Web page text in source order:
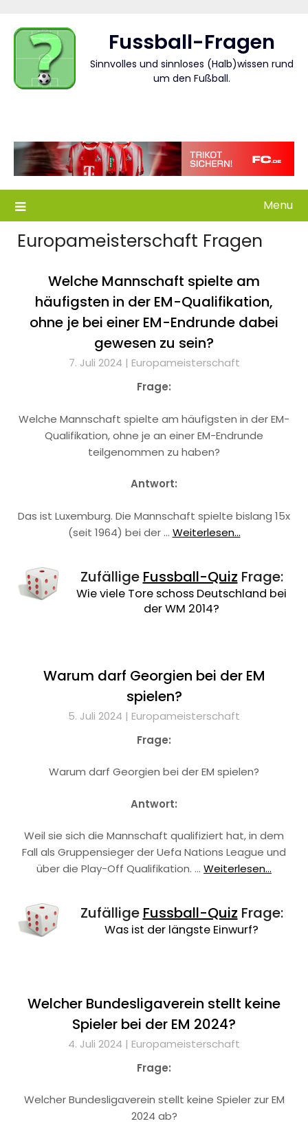
content
Fussball-Fragen
Sinnvolles und sinnloses (Halb)wissen rund
um den Fußball.
Menu
Europameisterschaft Fragen
Welche Mannschaft spielte am
häufigsten in der EM-Qualifikation,
ohne je bei einer EM-Endrunde dabei
gewesen zu sein?
7. Juli 2024 | Europameisterschaft
Frage:
Welche Mannschaft spielte am häufigsten in der EM-
Qualifikation, ohne je an einer EM-Endrunde
teilgenommen zu haben?
Antwort:
Das ist Luxemburg. Die Mannschaft spielte bislang 15x
(seit 1964) bei der … Weiterlesen...
Zufällige Fussball-Quiz Frage:
Wie viele Tore schoss Deutschland bei
der WM 2014?
Warum darf Georgien bei der EM
spielen?
5. Juli 2024 | Europameisterschaft
Frage:
Warum darf Georgien bei der EM spielen?
Antwort:
Weil sie sich die Mannschaft qualifiziert hat, in dem
Fall als Gruppensieger der Uefa Nations League und
über die Play-Off Qualifikation. … Weiterlesen...
Zufällige Fussball-Quiz Frage:
Was ist der längste Einwurf?
Welcher Bundesligaverein stellt keine
Spieler bei der EM 2024?
4. Juli 2024 | Europameisterschaft
Frage:
Welcher Bundesligaverein stellt keine Spieler zur EM
2024 ab?